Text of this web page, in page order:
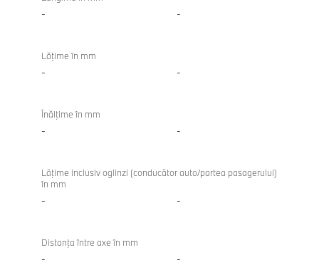
Touring
- -
Lăţime în mm
- -
Înălţime în mm
- -
Lăţime inclusiv oglinzi (conducător auto/partea pasagerului)
în mm
- -
Distanţa între axe în mm
- -